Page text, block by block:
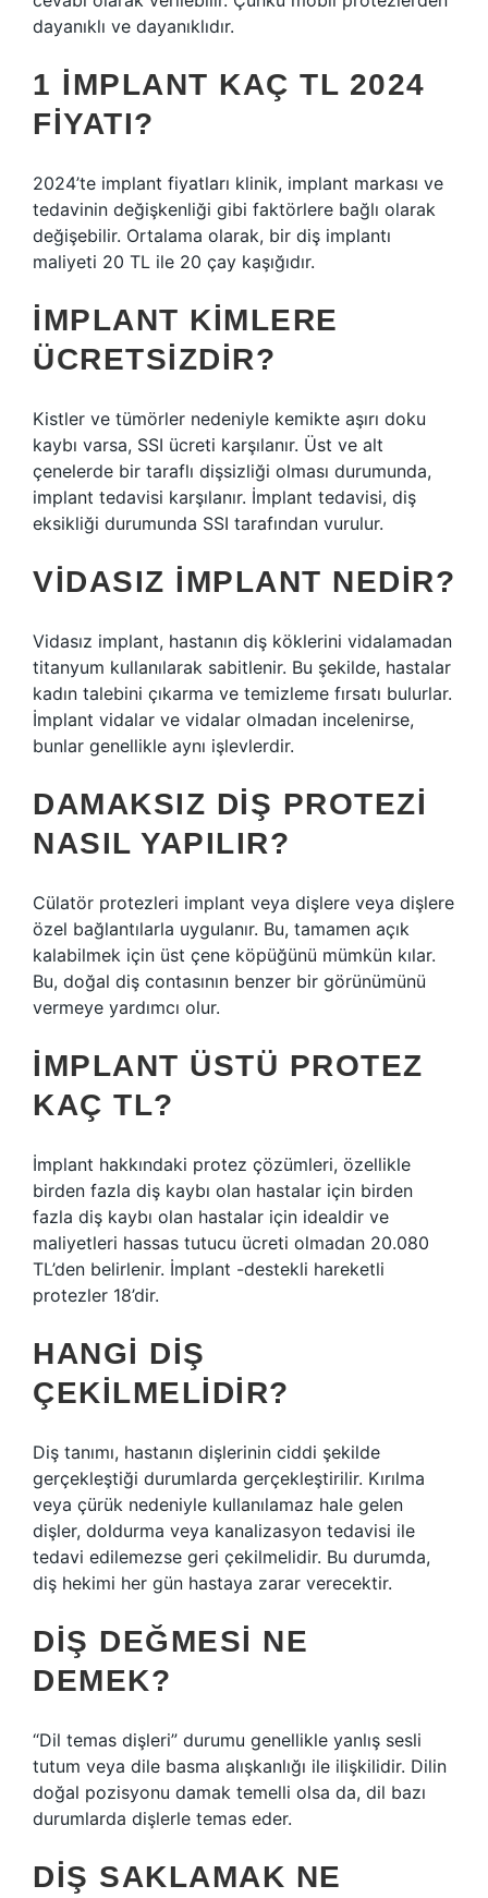
dayanıklı ve dayanıklıdır.
1 IMPLANT KAÇ TL 2024
FIYATI?
2024’te implant fiyatları klinik, implant markası ve
tedavinin değişkenliği gibi faktörlere bağlı olarak
değişebilir. Ortalama olarak, bir diş implantı
maliyeti 20 TL ile 20 çay kaşığıdır.
İMPLANT KIMLERE
ÜCRETSIZDIR?
Kistler ve tümörler nedeniyle kemikte aşırı doku
kaybı varsa, SSI ücreti karşılanır. Üst ve alt
çenelerde bir taraflı dişsizliği olması durumunda,
implant tedavisi karşılanır. İmplant tedavisi, diş
eksikliği durumunda SSI tarafından vurulur.
VIDASIZ IMPLANT NEDIR?
Vidasız implant, hastanın diş köklerini vidalamadan
titanyum kullanılarak sabitlenir. Bu şekilde, hastalar
kadın talebini çıkarma ve temizleme fırsatı bulurlar.
İmplant vidalar ve vidalar olmadan incelenirse,
bunlar genellikle aynı işlevlerdir.
DAMAKSIZ DIŞ PROTEZI
NASIL YAPILIR?
Cülatör protezleri implant veya dişlere veya dişlere
özel bağlantılarla uygulanır. Bu, tamamen açık
kalabilmek için üst çene köpüğünü mümkün kılar.
Bu, doğal diş contasının benzer bir görünümünü
vermeye yardımcı olur.
İMPLANT ÜSTÜ PROTEZ
KAÇ TL?
İmplant hakkındaki protez çözümleri, özellikle
birden fazla diş kaybı olan hastalar için birden
fazla diş kaybı olan hastalar için idealdir ve
maliyetleri hassas tutucu ücreti olmadan 20.080
TL’den belirlenir. İmplant -destekli hareketli
protezler 18’dir.
HANGI DIŞ
ÇEKILMELIDIR?
Diş tanımı, hastanın dişlerinin ciddi şekilde
gerçekleştiği durumlarda gerçekleştirilir. Kırılma
veya çürük nedeniyle kullanılamaz hale gelen
dişler, doldurma veya kanalizasyon tedavisi ile
tedavi edilemezse geri çekilmelidir. Bu durumda,
diş hekimi her gün hastaya zarar verecektir.
DIŞ DEĞMESI NE
DEMEK?
“Dil temas dişleri” durumu genellikle yanlış sesli
tutum veya dile basma alışkanlığı ile ilişkilidir. Dilin
doğal pozisyonu damak temelli olsa da, dil bazı
durumlarda dişlerle temas eder.
DIŞ SAKLAMAK NE